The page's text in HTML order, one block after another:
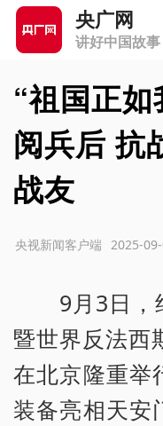
央广网
讲好中国故
“祖国正
阅兵后 抗
战友
2025-
央视新闻客户端
9月3日，
暨世界反法西
在北京隆重举
装备亮相天安